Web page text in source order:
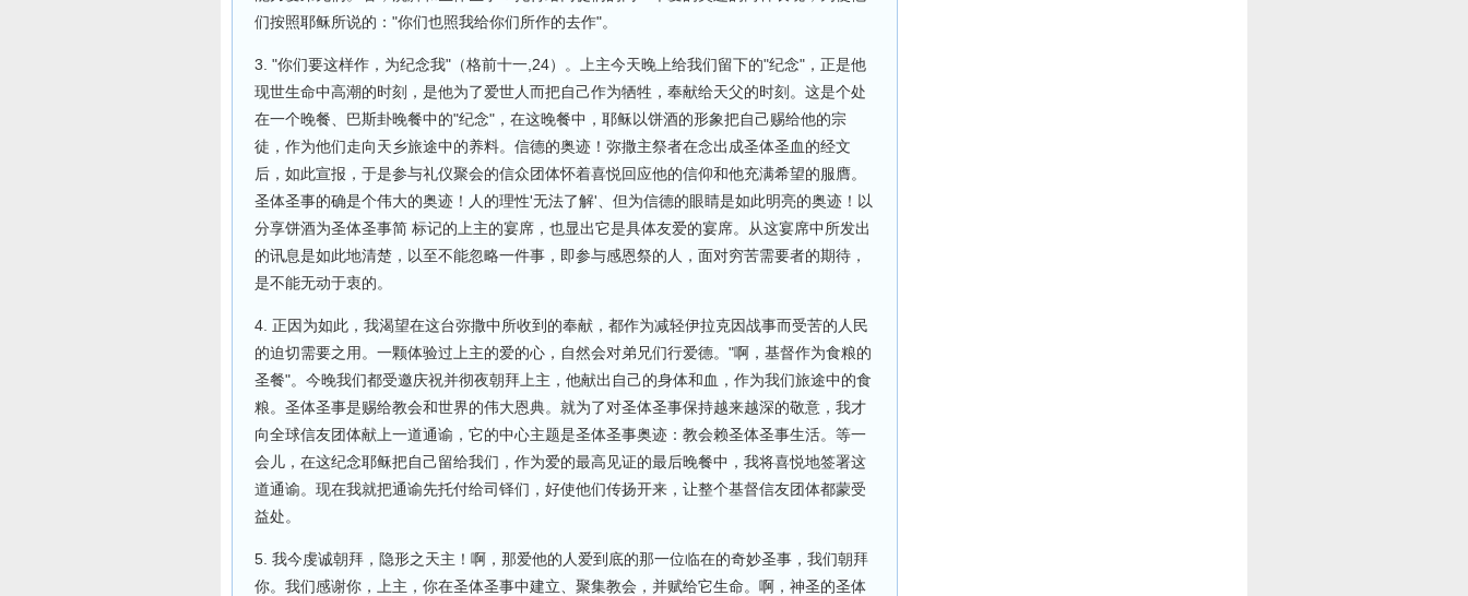
们按照耶稣所说的："你们也照我给你们所作的去作"。
3. "你们要这样作，为纪念我"（格前十一,24）。上主今天晚上给我们留下的"纪念"，正是他
现世生命中高潮的时刻，是他为了爱世人而把自己作为牺牲，奉献给天父的时刻。这是个处
在一个晚餐、巴斯卦晚餐中的"纪念"，在这晚餐中，耶稣以饼酒的形象把自己赐给他的宗
徒，作为他们走向天乡旅途中的养料。信德的奥迹！弥撒主祭者在念出成圣体圣血的经文
后，如此宣报，于是参与礼仪聚会的信众团体怀着喜悦回应他的信仰和他充满希望的服膺。
圣体圣事的确是个伟大的奥迹！人的理性'无法了解'、但为信德的眼睛是如此明亮的奥迹！以
分享饼酒为圣体圣事简 标记的上主的宴席，也显出它是具体友爱的宴席。从这宴席中所发出
的讯息是如此地清楚，以至不能忽略一件事，即参与感恩祭的人，面对穷苦需要者的期待，
是不能无动于衷的。
4. 正因为如此，我渴望在这台弥撒中所收到的奉献，都作为减轻伊拉克因战事而受苦的人民
的迫切需要之用。一颗体验过上主的爱的心，自然会对弟兄们行爱德。"啊，基督作为食粮的
圣餐"。今晚我们都受邀庆祝并彻夜朝拜上主，他献出自己的身体和血，作为我们旅途中的食
粮。圣体圣事是赐给教会和世界的伟大恩典。就为了对圣体圣事保持越来越深的敬意，我才
向全球信友团体献上一道通谕，它的中心主题是圣体圣事奥迹：教会赖圣体圣事生活。等一
会儿，在这纪念耶稣把自己留给我们，作为爱的最高见证的最后晚餐中，我将喜悦地签署这
道通谕。现在我就把通谕先托付给司铎们，好使他们传扬开来，让整个基督信友团体都蒙受
益处。
5. 我今虔诚朝拜，隐形之天主！啊，那爱他的人爱到底的那一位临在的奇妙圣事，我们朝拜
你。我们感谢你，上主，你在圣体圣事中建立、聚集教会，并赋给它生命。啊，神圣的圣体